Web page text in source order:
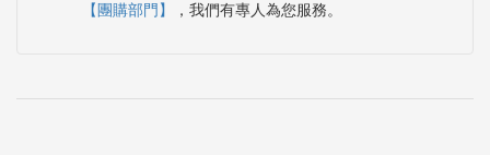
【團購部門】
，我們有專人為您服務。